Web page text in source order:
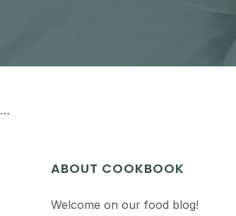
…
ABOUT COOKBOOK
Welcome on our food blog!